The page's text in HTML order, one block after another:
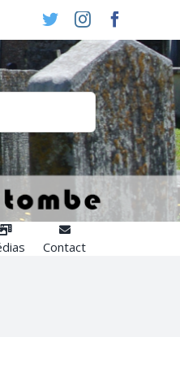
TwitterInstagram
Contact